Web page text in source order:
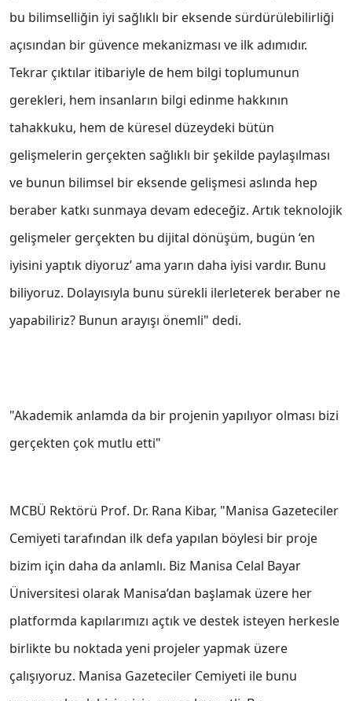
bu bilimselliğin iyi sağlıklı bir eksende sürdürülebilirliği
açısından bir güvence mekanizması ve ilk adımıdır.
Tekrar çıktılar itibariyle de hem bilgi toplumunun
gerekleri, hem insanların bilgi edinme hakkının
tahakkuku, hem de küresel düzeydeki bütün
gelişmelerin gerçekten sağlıklı bir şekilde paylaşılması
ve bunun bilimsel bir eksende gelişmesi aslında hep
beraber katkı sunmaya devam edeceğiz. Artık teknolojik
gelişmeler gerçekten bu dijital dönüşüm, bugün ‘en
iyisini yaptık diyoruz’ ama yarın daha iyisi vardır. Bunu
biliyoruz. Dolayısıyla bunu sürekli ilerleterek beraber ne
yapabiliriz? Bunun arayışı önemli" dedi.
"Akademik anlamda da bir projenin yapılıyor olması bizi
gerçekten çok mutlu etti"
MCBÜ Rektörü Prof. Dr. Rana Kibar, "Manisa Gazeteciler
Cemiyeti tarafından ilk defa yapılan böylesi bir proje
bizim için daha da anlamlı. Biz Manisa Celal Bayar
Üniversitesi olarak Manisa’dan başlamak üzere her
platformda kapılarımızı açtık ve destek isteyen herkesle
birlikte bu noktada yeni projeler yapmak üzere
çalışıyoruz. Manisa Gazeteciler Cemiyeti ile bunu